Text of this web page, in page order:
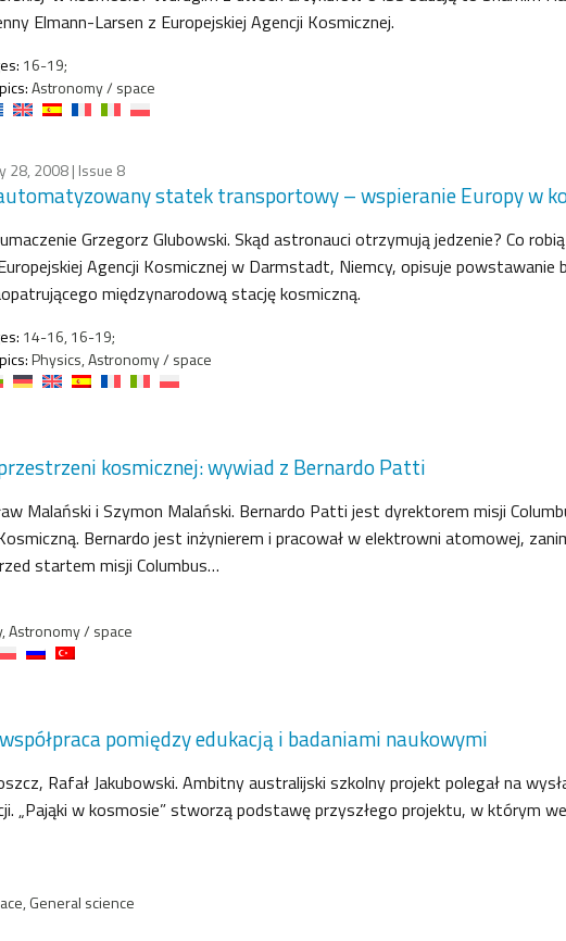
Elmann-Larsen z Europejskiej Agencji Kosmicznej.
16-19;
Astronomy / space
28, 2008| Issue 8
statek transportowy – wspieranie Europy w
Grzegorz Glubowski. Skąd astronauci otrzymują jedzenie? Co
Agencji Kosmicznej w Darmstadt, Niemcy, opisuje powstawanie
międzynarodową stację kosmiczną.
14-16, 16-19;
Physics, Astronomy / space
kosmicznej: wywiad z Bernardo Patti
Malański i Szymon Malański. Bernardo Patti jest dyrektorem misji
Bernardo jest inżynierem i pracował w elektrowni atomowej,
startem misji Columbus…
Astronomy / space
pomiędzy edukacją i badaniami naukowymi
Rafał Jakubowski. Ambitny australijski szkolny projekt polegał na
„Pająki w kosmosie” stworzą podstawę przyszłego projektu, w którym
General science